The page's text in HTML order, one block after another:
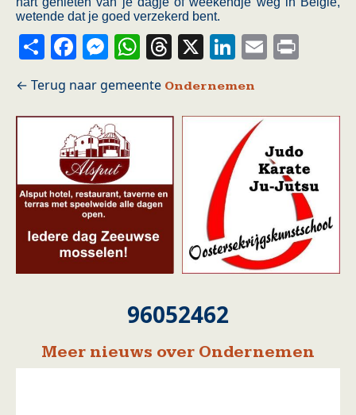
wetende dat je goed verzekerd bent.
ShareFacebook
Messenger
WhatsApp
Threads
X LinkedIn
Email
Ondernemen
96052462
Meer nieuws over Ondernemen